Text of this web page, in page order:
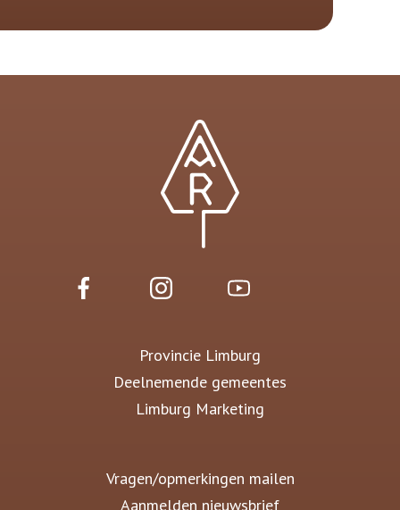
Provincie Limburg
Deelnemende gemeentes
Limburg Marketing
Vragen/opmerkingen mailen
Aanmelden nieuwsbrief